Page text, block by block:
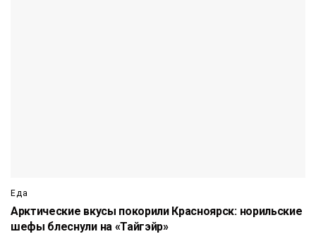
Еда
Арктические вкусы покорили Красноярск: норильские
шефы блеснули на «Тайгэйр»